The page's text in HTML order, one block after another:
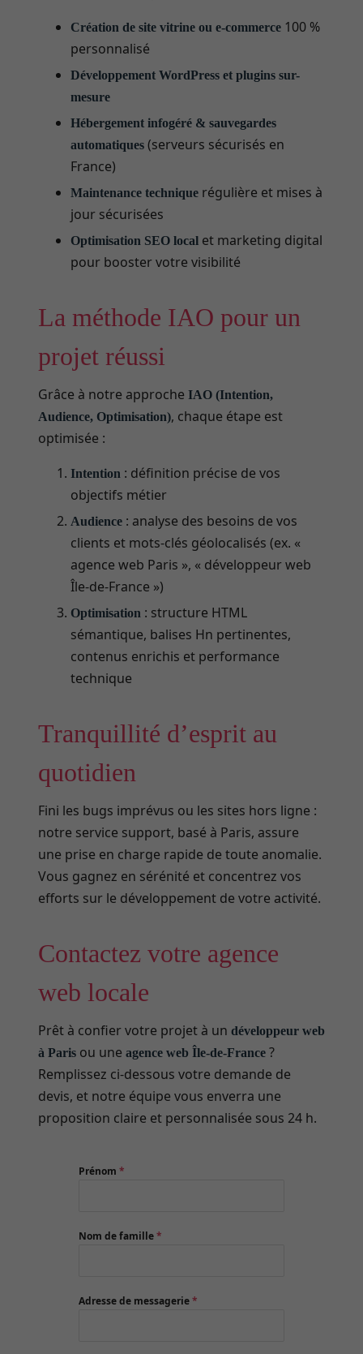
Création de site vitrine ou e-commerce 100 %
personnalisé
Développement WordPress et plugins sur-
mesure
Hébergement infogéré & sauvegardes
automatiques (serveurs sécurisés en
France)
Maintenance technique régulière et mises à
jour sécurisées
Optimisation SEO local et marketing digital
pour booster votre visibilité
La méthode IAO pour un
projet réussi
Grâce à notre approche IAO (Intention,
Audience, Optimisation), chaque étape est
optimisée :
Intention : définition précise de vos
objectifs métier
Audience : analyse des besoins de vos
clients et mots-clés géolocalisés (ex. «
agence web Paris », « développeur web
Île-de-France »)
Optimisation : structure HTML
sémantique, balises Hn pertinentes,
contenus enrichis et performance
technique
Tranquillité d’esprit au
quotidien
Fini les bugs imprévus ou les sites hors ligne :
notre service support, basé à Paris, assure
une prise en charge rapide de toute anomalie.
Vous gagnez en sérénité et concentrez vos
efforts sur le développement de votre activité.
Contactez votre agence
web locale
Prêt à confier votre projet à un développeur web
à Paris ou une agence web Île-de-France ?
Remplissez ci-dessous votre demande de
devis, et notre équipe vous enverra une
proposition claire et personnalisée sous 24 h.
Prénom *
Nom de famille*
Adresse de messagerie*